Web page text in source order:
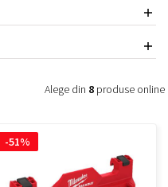
Alege din 8produse online
-51%